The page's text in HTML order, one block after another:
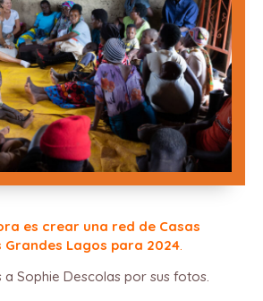
es crear una red de Casas
Lagos para 2024.
a Sophie Descolas por sus fotos.